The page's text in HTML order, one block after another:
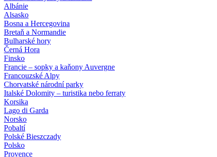
Albánie
Alsasko
Bosna a Hercegovina
Bretaň a Normandie
Bulharské hory
Černá Hora
Finsko
Francie – sopky a kaňony Auvergne
Francouzské Alpy
Chorvatské národní parky
Italské Dolomity – turistika nebo ferraty
Korsika
Lago di Garda
Norsko
Pobaltí
Polské Bieszczady
Polsko
Provence